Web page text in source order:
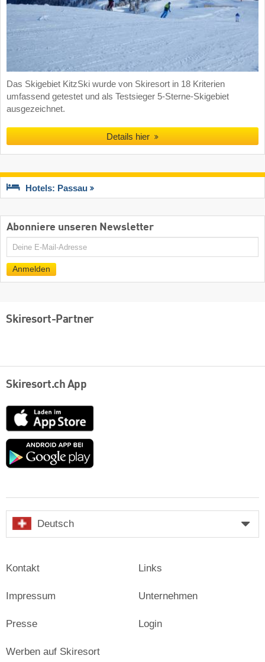
Das Skigebiet KitzSki wurde von Skiresort in 18 Kriterien
umfassend getestet und als Testsieger 5-Sterne-Skigebiet
ausgezeichnet.
Details hier
Hotels: Passau
Abonniere unseren Newsletter
E-
Anmelden
Skiresort-Partner
Skiresort.ch App
App
Store
Google
Deutsch
Kontakt
Impressum
Presse
Links
Unternehmen
Login
Werben auf Skiresort